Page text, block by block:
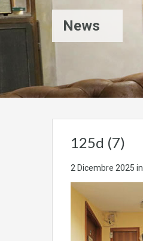
News
125d (7)
2 Dicembre 2025 in